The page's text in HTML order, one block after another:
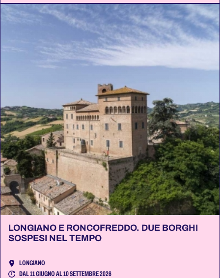
LONGIANO E RONCOFREDDO. DUE BORGHI
SOSPESI NEL TEMPO
LONGIANO
DAL 11 GIUGNO AL 10 SETTEMBRE 2026